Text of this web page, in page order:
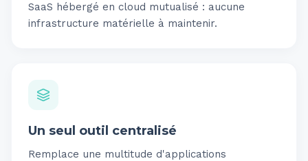
SaaS hébergé en cloud mutualisé : aucune
infrastructure matérielle à maintenir.
Un seul outil centralisé
Remplace une multitude d'applications